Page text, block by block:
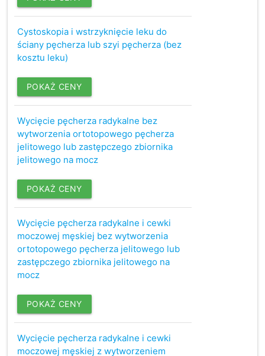
Cystoskopia i wstrzyknięcie leku do
ściany pęcherza lub szyi pęcherza (bez
kosztu leku)
POKAŻ CENY
Wycięcie pęcherza radykalne bez
wytworzenia ortotopowego pęcherza
jelitowego lub zastępczego zbiornika
jelitowego na mocz
POKAŻ CENY
Wycięcie pęcherza radykalne i cewki
moczowej męskiej bez wytworzenia
ortotopowego pęcherza jelitowego lub
zastępczego zbiornika jelitowego na
mocz
POKAŻ CENY
Wycięcie pęcherza radykalne i cewki
moczowej męskiej z wytworzeniem